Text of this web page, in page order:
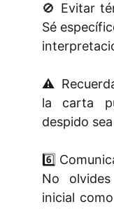
🚫 Evitar
Sé
⚠️
la carta
despido
6️⃣
No
inicial